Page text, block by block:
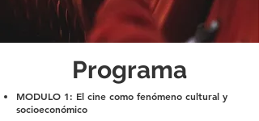
Programa
MODULO 1: El cine como fenómeno cultural y
socioeconómico